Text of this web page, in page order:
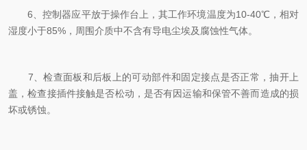
6、控制器应平放于操作台上，其工作环境温度为10-40℃，相对
湿度小于85%，周围介质中不含有导电尘埃及腐蚀性气体。
7、检查面板和后板上的可动部件和固定接点是否正常，抽开上
盖，检查接插件接触是否松动，是否有因运输和保管不善而造成的损
坏或锈蚀。